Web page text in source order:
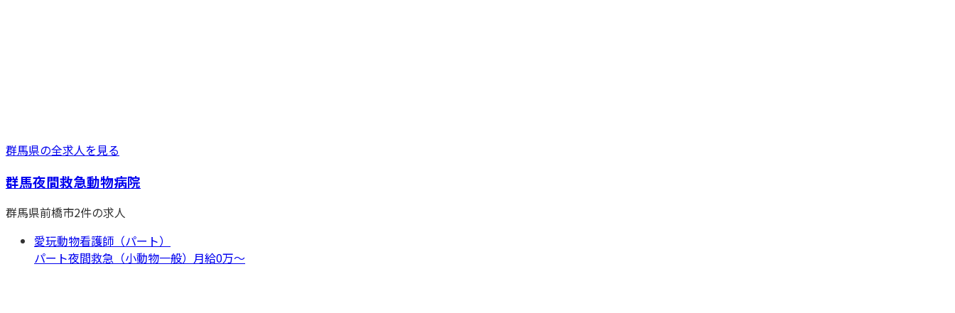
群馬県の全求人を見る
群馬夜間救急動物病院
群馬県前橋市2件の求人
愛玩動物看護師（パート）
パート夜間救急（小動物一般） 月給0万〜